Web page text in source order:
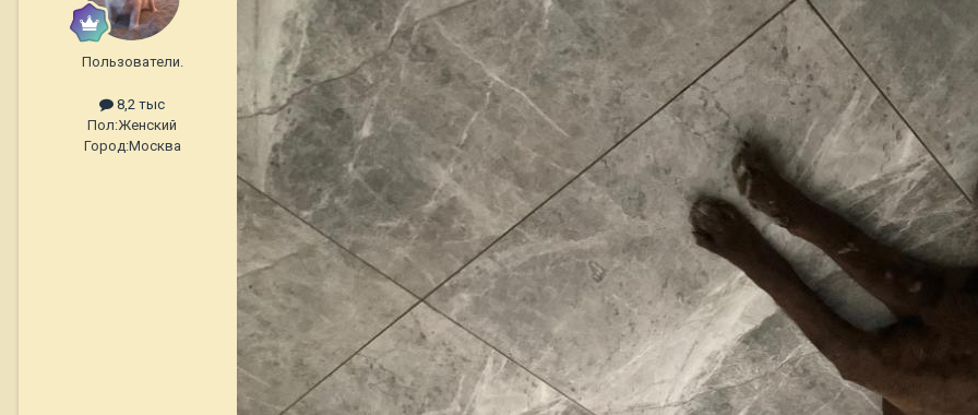
Пользователи.
8,2 тыс
Пол:Женский
Город:Москва